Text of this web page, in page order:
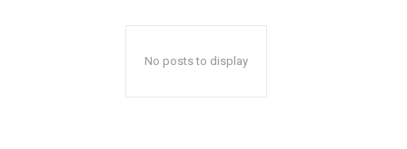
No posts to display